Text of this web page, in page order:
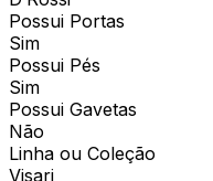
Possui Portas
Sim
Possui Pés
Sim
Possui Gavetas
Não
Linha ou Coleção
Visari